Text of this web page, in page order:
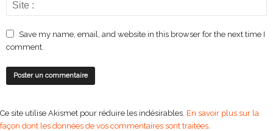
Save my name, email, and website in this browser for the next time I
comment.
Ce site utilise Akismet pour réduire les indésirables. En savoir plus sur la
façon dont les données de vos commentaires sont traitées